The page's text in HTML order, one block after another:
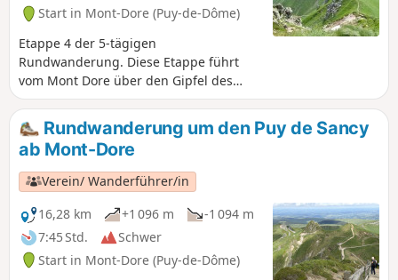
Start in Mont-Dore (Puy-de-Dôme)
Etappe 4 der 5-tägigen
Rundwanderung. Diese Etappe führt
vom Mont Dore über den Gipfel des
Sancy nach Super Besse. Sehr steiler
Aufstieg vom Mont Dore, gefolgt von
einem Abstieg bis zum Ferienort Super
Besse. Siehe praktische Informationen
zu bestimmten Einschränkungen.
Rundwanderung um den Puy de Sancy
ab Mont-Dore
Verein/ Wanderführer/in
16,28 km
+1 096 m
-1 094 m
7:45 Std.
Schwer
Start in Mont-Dore (Puy-de-Dôme)